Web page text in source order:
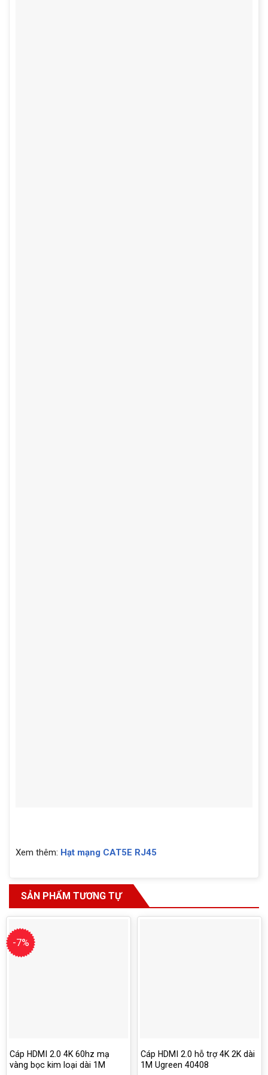
Xem thêm: Hạt mạng CAT5E RJ45
SẢN PHẨM TƯƠNG TỰ
-7%
Cáp HDMI 2.0 4K 60hz mạ
vàng bọc kim loại dài 1M
Cáp HDMI 2.0 hỗ trợ 4K 2K dài
1M Ugreen 40408